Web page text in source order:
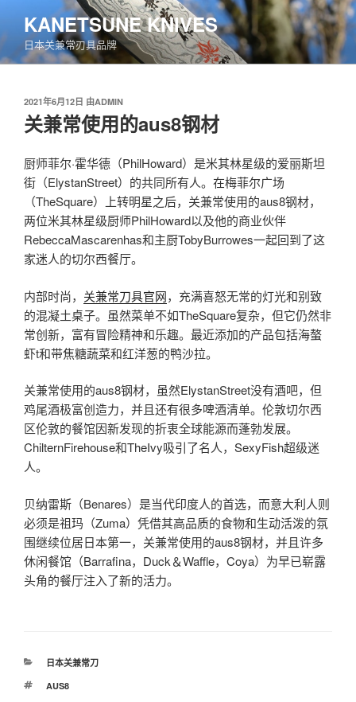
内
容
KANETSUNE KNIVES
日本关兼常刃具品牌
发
布
于
2021年6月12日 由ADMIN
关兼常使用的aus8钢材
厨师菲尔·霍华德（PhilHoward）是米其林星级的爱丽斯坦
街（ElystanStreet）的共同所有人。在梅菲尔广场
（TheSquare）上转明星之后，关兼常使用的aus8钢材，
两位米其林星级厨师PhilHoward以及他的商业伙伴
RebeccaMascarenhas和主厨TobyBurrowes一起回到了这
家迷人的切尔西餐厅。
内部时尚， 关兼常刀具官网，充满喜怒无常的灯光和别致
的混凝土桌子。虽然菜单不如TheSquare复杂，但它仍然非
常创新，富有冒险精神和乐趣。最近添加的产品包括海螯
虾t和带焦糖蔬菜和红洋葱的鸭沙拉。
关兼常使用的aus8钢材，虽然ElystanStreet没有酒吧，但
鸡尾酒极富创造力，并且还有很多啤酒清单。伦敦切尔西
区伦敦的餐馆因新发现的折衷全球能源而蓬勃发展。
ChilternFirehouse和TheIvy吸引了名人，SexyFish超级迷
人。
贝纳雷斯（Benares）是当代印度人的首选，而意大利人则
必须是祖玛（Zuma）凭借其高品质的食物和生动活泼的氛
围继续位居日本第一，关兼常使用的aus8钢材，并且许多
休闲餐馆（Barrafina，Duck＆Waffle，Coya）为早已崭露
头角的餐厅注入了新的活力。
分
日本关兼常刀
标
AUS8